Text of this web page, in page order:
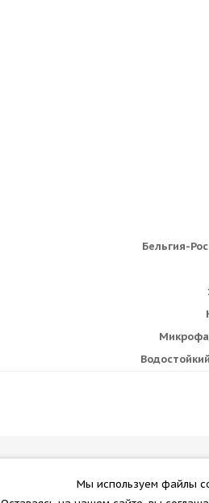
Бельгия-
Помощь
Мы используем файлы